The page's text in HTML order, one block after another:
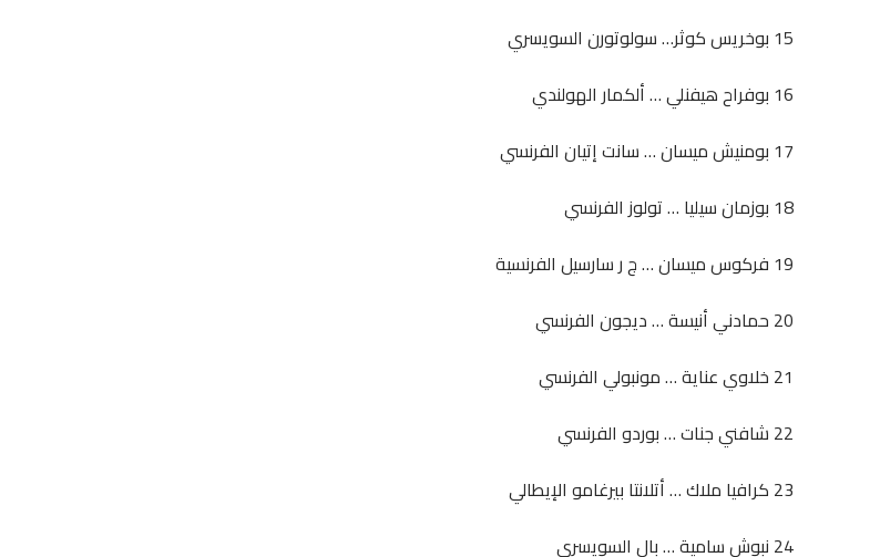
15 بوخريس كوثر… سولوتورن السويسري
16 بوفراح هيفنلي … ألكمار الهولندي
17 بومنيش ميسان … سانت إتيان الفرنسي
18 بوزمان سيليا … تولوز الفرنسي
19 فركوس ميسان … ج ر سارسيل الفرنسية
20 حمادني أنيسة … ديجون الفرنسي
21 خلاوي عناية … مونبولي الفرنسي
22 شافني جنات … بوردو الفرنسي
23 كرافيا ملاك … أتلانتا بيرغامو الإيطالي
24 نبوش سامية … بال السويسري